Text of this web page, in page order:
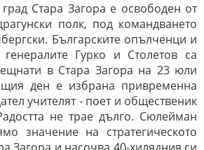
Стара Загора е освободен от
полк, под командването
Българските опълченци и
Гурко и Столетов са
в Стара Загора на 23 юли
ден е избрана привременна
учителят - поет и общественик
не трае дълго. Сюлейман
значение на стратегическото